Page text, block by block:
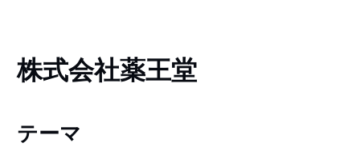
株式会社薬王堂
テーマ